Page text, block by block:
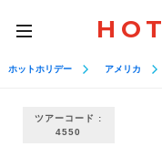
toggle
navigation
HOT
ホットホリデー アメリカ
ツアーコード :
4550